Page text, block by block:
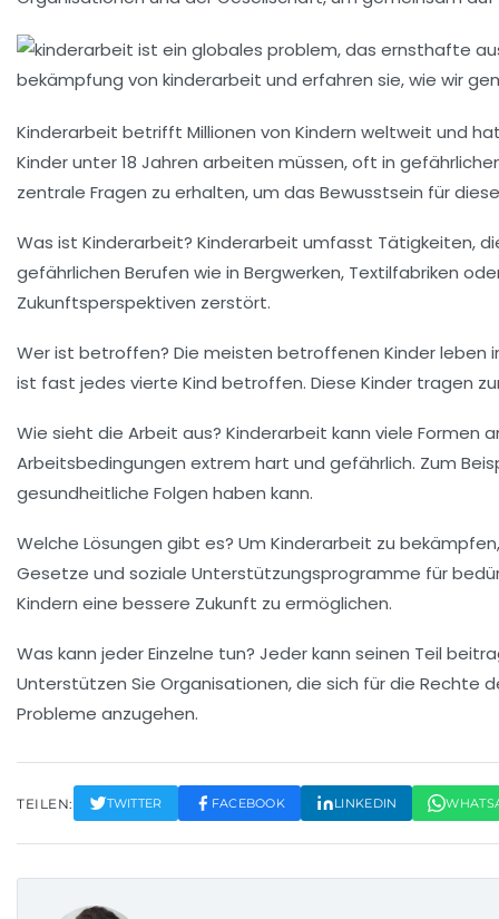
Kinderarbeit betrifft Millionen von Kindern weltweit und
Kinder unter 18 Jahren arbeiten müssen, oft in
zentrale Fragen zu erhalten, um das Bewusstsein für
Was ist Kinderarbeit? Kinderarbeit umfasst Tätigkeiten,
gefährlichen Berufen wie in Bergwerken, Textilfabriken
Zukunftsperspektiven zerstört.
Wer ist betroffen? Die meisten betroffenen Kinder leben
ist fast jedes vierte Kind betroffen. Diese Kinder tragen
Wie sieht die Arbeit aus? Kinderarbeit kann viele Formen
Arbeitsbedingungen extrem hart und gefährlich. Zum
gesundheitliche Folgen haben kann.
Welche Lösungen gibt es? Um Kinderarbeit zu
Gesetze und soziale Unterstützungsprogramme für
Kindern eine bessere Zukunft zu ermöglichen.
Was kann jeder Einzelne tun? Jeder kann seinen Teil
Unterstützen Sie Organisationen, die sich für die Rechte
Probleme anzugehen.
TEILEN: TWITTER FACEBOOK LINKEDIN